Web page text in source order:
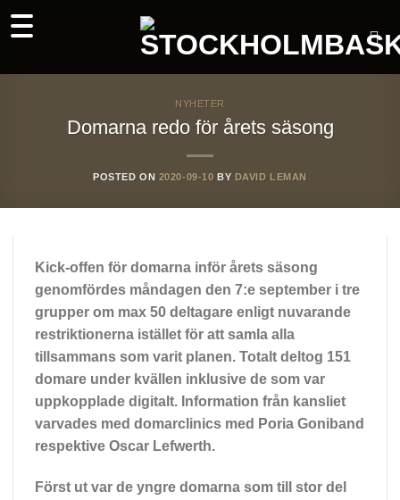
to
NYHETER
Domarna redo för årets säsong
POSTED ON 2020-09-10 BY DAVID LEMAN
Kick-offen för domarna inför årets säsong
genomfördes måndagen den 7:e september i tre
grupper om max 50 deltagare enligt nuvarande
restriktionerna istället för att samla alla
tillsammans som varit planen. Totalt deltog 151
domare under kvällen inklusive de som var
uppkopplade digitalt. Information från kansliet
varvades med domarclinics med Poria Goniband
respektive Oscar Lefwerth.
Först ut var de yngre domarna som till stor del